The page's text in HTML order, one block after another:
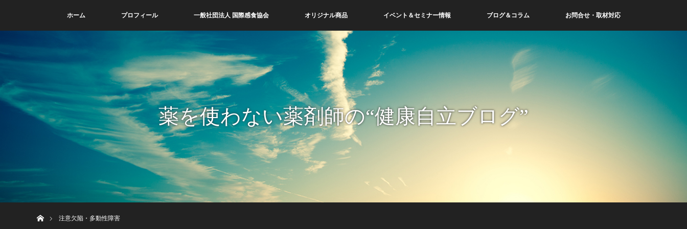
ホーム プロフィール 一般社団法人 国際感食協会 オリジナル商品 イベント＆セミナー情報 ブログ＆コラム お問合せ・取材対応
薬を使わない薬剤師の“健康自立ブログ”
注意欠陥・多動性障害